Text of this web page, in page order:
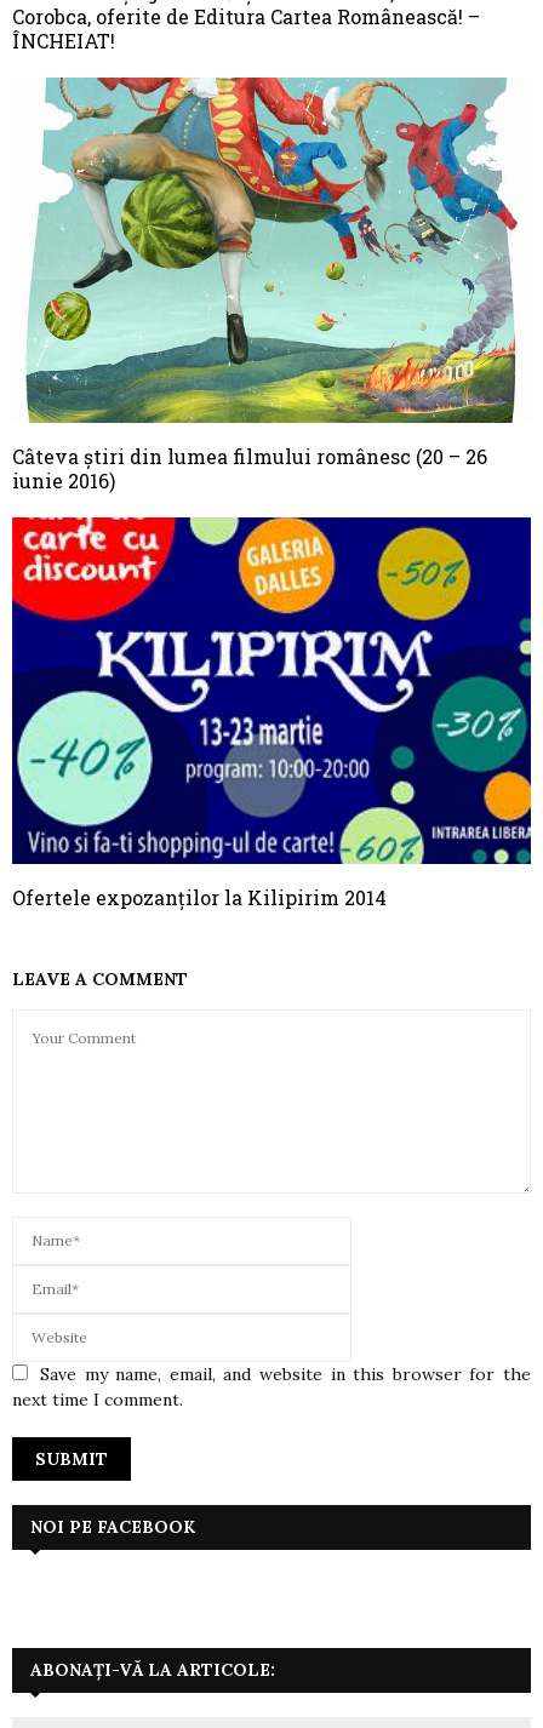
Corobca, oferite de Editura Cartea Românească! –
ÎNCHEIAT!
Câteva știri din lumea filmului românesc (20 – 26
iunie 2016)
Ofertele expozanților la Kilipirim 2014
LEAVE A COMMENT
Save my name, email, and website in this browser for the
next time I comment.
NOI PE FACEBOOK
ABONAȚI-VĂ LA ARTICOLE: